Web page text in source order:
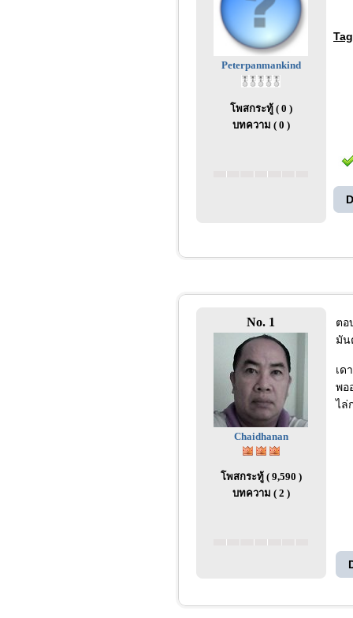
Peterpanmankind
โพสกระทู้ ( 0 )
บทความ ( 0 )
Tag
No. 1
Chaidhanan
โพสกระทู้ ( 9,590 )
บทความ ( 2 )
ตอ
มัน
เด
พอ
ไล่